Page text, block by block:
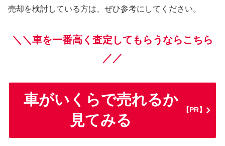
売却を検討している方は、ぜひ参考にしてください。
＼＼車を一番高く査定してもらうならこちら
／／
車がいくらで売れるか
見てみる
【PR】